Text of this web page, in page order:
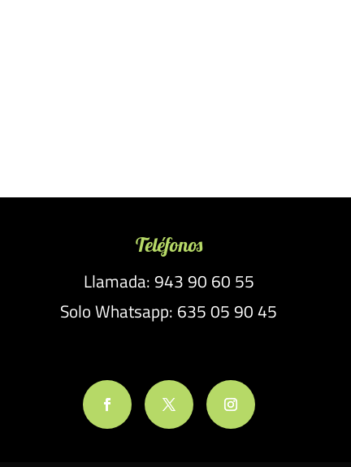
Teléfonos
Llamada: 943 90 60 55
Solo Whatsapp: 635 05 90 45